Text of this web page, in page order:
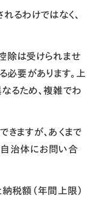
るわけではなく、
除は受けられませ
必要があります。上
るため、複雑でわ
ますが、あくまで
治体にお問い合
税額（年間上限）